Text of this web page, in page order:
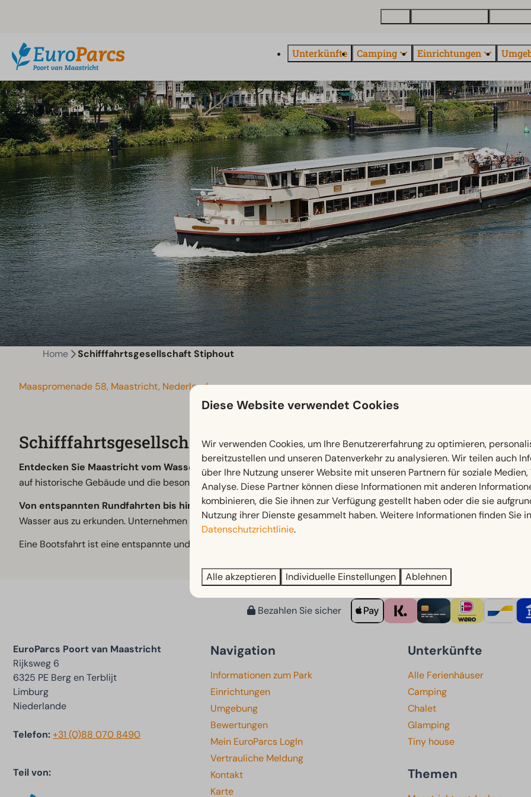
Unterkünfte Camping Einrichtungen
Home Schifffahrtsgesellschaft Stiphout
Maaspromenade 58, Maastricht, Nederland
Schifffahrtsgesellschaft Stiphout
Entdecken Sie Maastricht vom Wasser aus.
Gehen Sie an Bord und erleben Sie die limburgische Hauptstadt aus
auf historische Gebäude und die besondere Atmosphäre entlang der Maas.
Von entspannten Rundfahrten bis hin zu kulinarischen Bootsfahrten.Bei Rederij Stiphout haben Sie
Wasser aus zu erkunden. Unternehmen Sie eine Rundfahrt, mieten Sie ein Boot oder genießen Sie eine gemütliche
Eine Bootsfahrt ist eine entspannte und einzigartige Möglichkeit, Maastricht kennenzulernen.
Bezahlen Sie sicher
EuroParcs Poort van Maastricht
Rijksweg 6
6325 PE Berg en Terblijt
Limburg
Niederlande
Telefon:+31 (0)88 070 8490
Teil von:
Navigation
Informationen zum Park
Einrichtungen
Umgebung
Bewertungen
Mein EuroParcs LogIn
Vertrauliche Meldung
Kontakt
Karte
Unterkünfte
Alle Ferienhäuser
Camping
Chalet
Glamping
Tiny house
Themen
Diese Website verwendet Cookies
Wir verwenden Cookies, um Ihre Benutzererfahrung zu optimieren,
bereitzustellen und unseren Datenverkehr zu analysieren. Wir teilen auch
über Ihre Nutzung unserer Website mit unseren Partnern für soziale
Analyse. Diese Partner können diese Informationen mit anderen
kombinieren, die Sie ihnen zur Verfügung gestellt haben oder die sie
Nutzung ihrer Dienste gesammelt haben. Weitere Informationen finden Sie
Datenschutzrichtlinie.
Alle akzeptieren Individuelle Einstellungen Ablehnen